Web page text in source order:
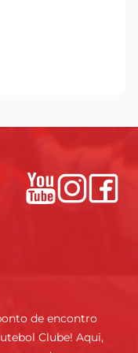
de encontro
Clube! Aqui,